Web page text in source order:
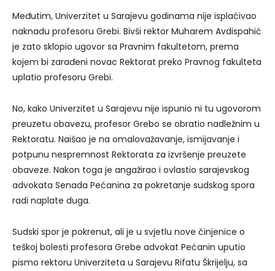
Međutim, Univerzitet u Sarajevu godinama nije isplaćivao
naknadu profesoru Grebi. Bivši rektor Muharem Avdispahić
je zato sklopio ugovor sa Pravnim fakultetom, prema
kojem bi zarađeni novac Rektorat preko Pravnog fakulteta
uplatio profesoru Grebi.
No, kako Univerzitet u Sarajevu nije ispunio ni tu ugovorom
preuzetu obavezu, profesor Grebo se obratio nadležnim u
Rektoratu. Naišao je na omalovažavanje, ismijavanje i
potpunu nespremnost Rektorata za izvršenje preuzete
obaveze. Nakon toga je angažirao i ovlastio sarajevskog
advokata Senada Pećanina za pokretanje sudskog spora
radi naplate duga.
Sudski spor je pokrenut, ali je u svjetlu nove činjenice o
teškoj bolesti profesora Grebe advokat Pećanin uputio
pismo rektoru Univerziteta u Sarajevu Rifatu Škrijelju, sa